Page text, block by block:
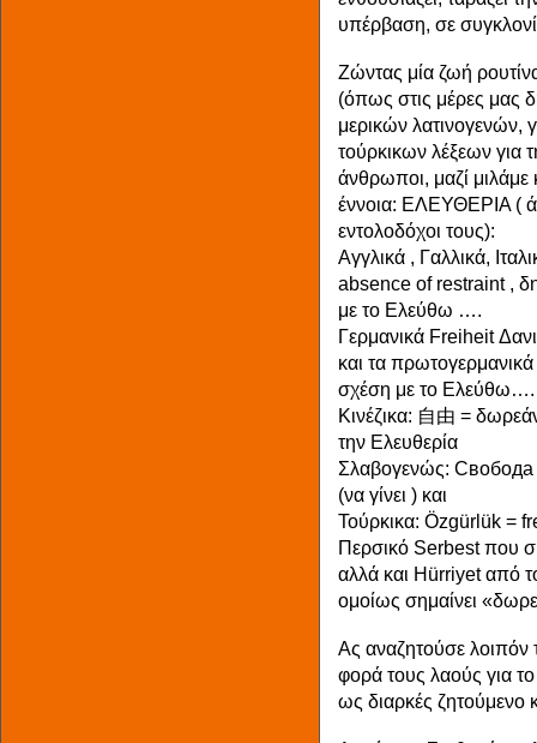
υπέρβαση, σε
Ζώντας μία ζωή
(όπως στις μέρες μας
μερικών λατινογενών,
τούρκικων λέξεων για
άνθρωποι, μαζί μιλάμε
έννοια: ΕΛΕΥΘΕΡΙΑ (
εντολοδόχοι τους):
Αγγλικά , Γαλλικά,
absence of restraint ,
με το Ελεύθω ….
Γερμανικά Freiheit
και τα
σχέση με το Ελεύθω….
Κινέζικα: 自由 =
την Ελευθερία
Σλαβογενώς: Свобода
(να γίνει ) και
Τούρκικα: Özgürlük =
Περσικό Serbest που
αλλά και Hürriyet από
ομοίως σημαίνει
Ας αναζητούσε λοιπόν
φορά τους λαούς για
ως διαρκές ζητούμενο